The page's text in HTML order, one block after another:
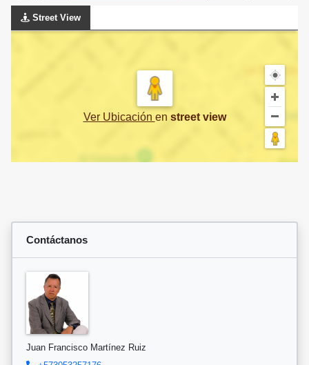
Street View
Ver Ubicación en street view
Contáctanos
Juan Francisco Martínez Ruiz